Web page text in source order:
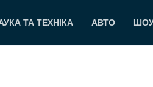
ТА ТЕХНІКА АВТО